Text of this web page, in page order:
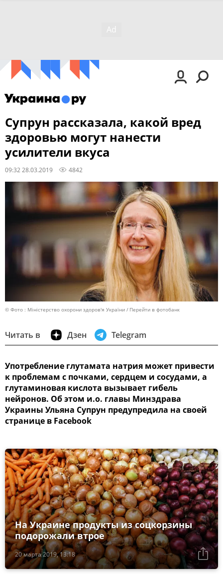
Супрун рассказала, какой вред
здоровью могут нанести
усилители вкуса
09:32 28.03.2019 4842
© Фото : Міністерство охорони здоров'я України Перейти в фотобанк
Читать в Дзен Telegram
Употребление глутамата натрия может привести
к проблемам с почками, сердцем и сосудами, а
глутаминовая кислота вызывает гибель
нейронов. Об этом и.о. главы Минздрава
Украины Ульяна Супрун предупредила на своей
странице в Facebook
20 марта 2019, 13:18
На Украине продукты из соцкорзины
подорожали втрое